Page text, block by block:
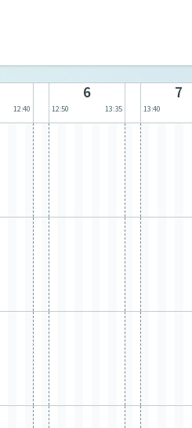
12:40
6
12:50 13:35
7
13:40